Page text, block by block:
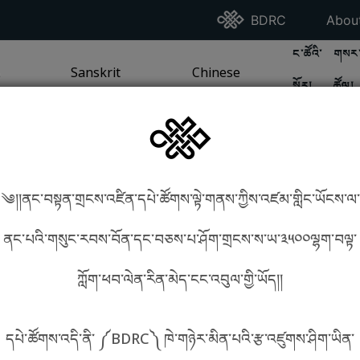
Go To BDRC
BDRC Go
/ SEA TRADITIONPAGE
GO TOSANSKRIT TRADITION
Sanskrit
GO TOCHINESE TRADITION
Chinese
GO TO
ང་ཚོའི་
སྐོར།
GO
ཚོལ།
༄།།ནང་བསྟན་གྲངས་འཛིན་དཔེ་ཚོགས་ལྟེ་གནས་ཀྱིས་འཛམ་གླིང་ཡོངས་ལ་
ནང་པའི་གསུང་རབས་བོན་དང་བཅས་པ་ཤོག་གྲངས་ས་ཡ་༣༥༠༠ལྷག་བལྟ་
ཀློག་ཕབ་ལེན་རིན་མེད་ངང་འབུལ་གྱི་ཡོད།།
དཔེ་ཚོགས་འདི་ནི་ ༼BDRC༽ ཁེ་གཉེར་མིན་པའི་རྩ་འཛུགས་ཤིག་ཡིན་
phonetics! How to find things?